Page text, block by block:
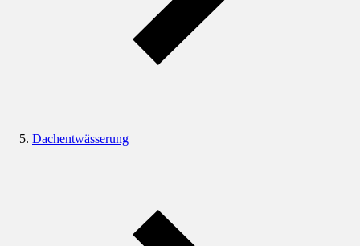
Dachentwässerung